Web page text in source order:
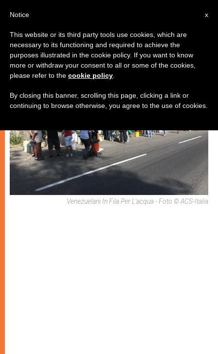
ECOLOGIA ,GIUSTIZIA E PACE
Venezuelani In Fila Per L'acqua - Foto © ACS-Italia
x
Notice
This website or its third party tools use cookies, which are
necessary to its functioning and required to achieve the
purposes illustrated in the cookie policy. If you want to know
more or withdraw your consent to all or some of the cookies,
please refer to the cookie policy
By closing this banner, scrolling this page, clicking a link or
continuing to browse otherwise, you agree to the use of cookies.